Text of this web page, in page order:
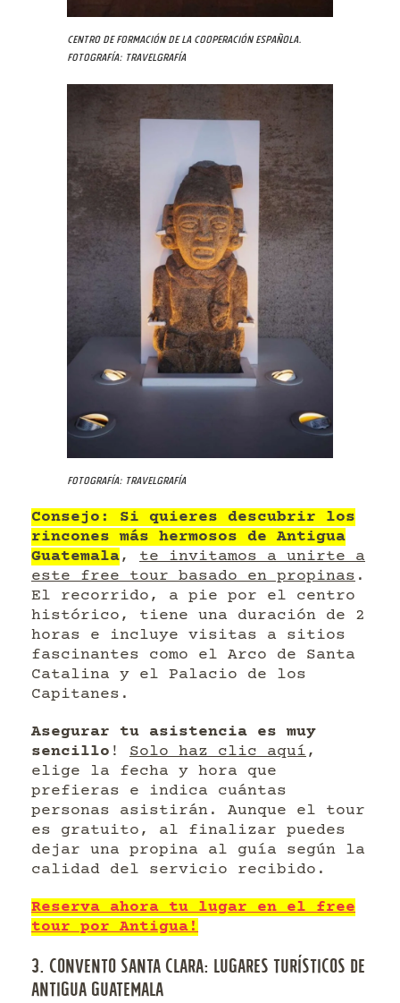
Centro de Formación de la Cooperación Española.
Fotografía: Travelgrafía
Fotografía: Travelgrafía
Consejo: Si quieres descubrir los
rincones más hermosos de Antigua
Guatemala, te invitamos a unirte a
este free tour basado en propinas .
El recorrido, a pie por el centro
histórico, tiene una duración de 2
horas e incluye visitas a sitios
fascinantes como el Arco de Santa
Catalina y el Palacio de los
Capitanes.
Asegurar tu asistencia es muy
sencillo ! Solo haz clic aquí ,
elige la fecha y hora que
prefieras e indica cuántas
personas asistirán. Aunque el tour
es gratuito, al finalizar puedes
dejar una propina al guía según la
calidad del servicio recibido.
Reserva ahora tu lugar en el free
tour por Antigua!
3. CONVENTO SANTA CLARA: LUGARES TURÍSTICOS DE
ANTIGUA GUATEMALA